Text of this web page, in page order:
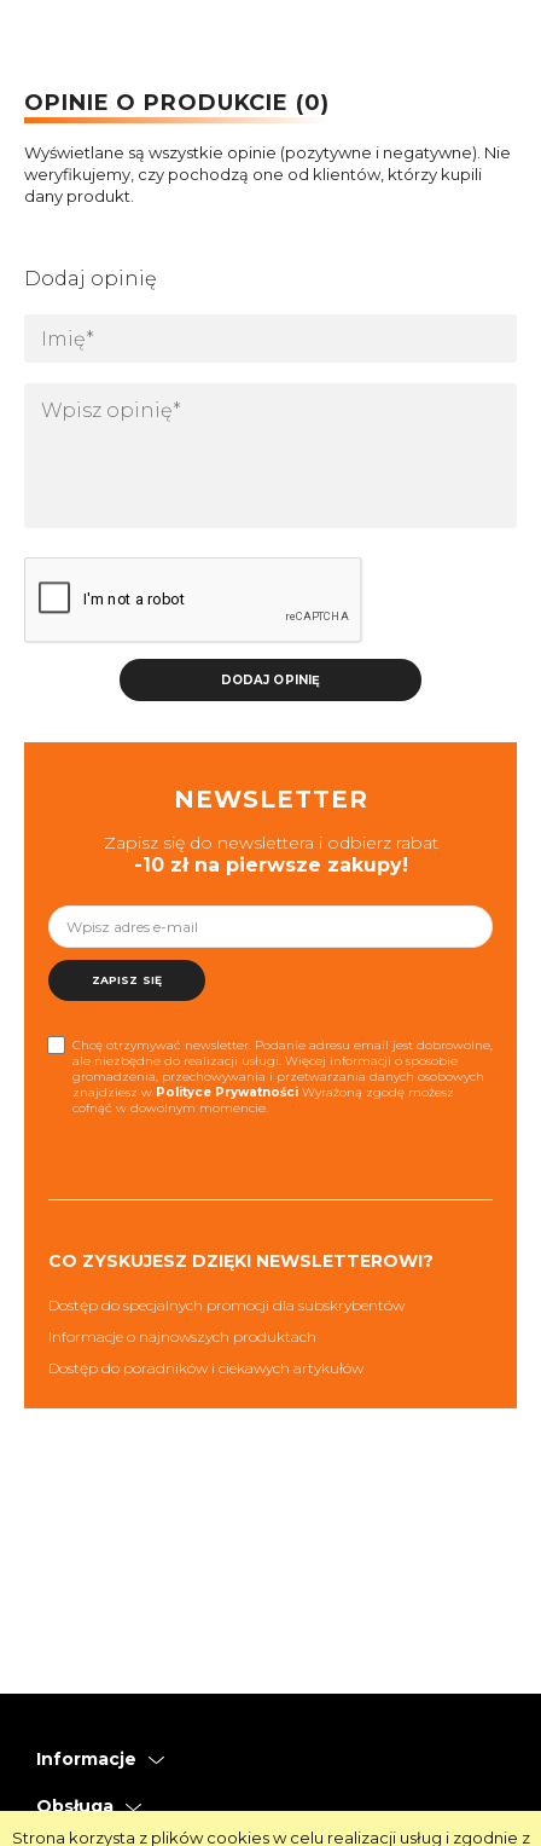
Strona korzysta z plików cookies w celu realizacji usług i zgodnie z
OPINIE O PRODUKCIE (0)
Wyświetlane są wszystkie opinie (pozytywne i negatywne). Nie
weryfikujemy, czy pochodzą one od klientów, którzy kupili
dany produkt.
Dodaj opinię
DODAJ OPINIĘ
NEWSLETTER
Zapisz się do newslettera i odbierz rabat
-10 zł na pierwsze zakupy!
ZAPISZ SIĘ
Chcę otrzymywać newsletter. Podanie adresu email jest dobrowolne,
ale niezbędne do realizacji usługi. Więcej informacji o sposobie
gromadzenia, przechowywania i przetwarzania danych osobowych
znajdziesz w Polityce Prywatności Wyrażoną zgodę możesz
cofnąć w dowolnym momencie.
CO ZYSKUJESZ DZIĘKI NEWSLETTEROWI?
Dostęp do specjalnych promocji dla subskrybentów
Informacje o najnowszych produktach
Dostęp do poradników i ciekawych artykułów
Informacje
Obsługa